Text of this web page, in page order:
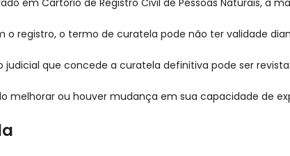
em Cartório de Registro Civil de Pessoas Naturais, à
o registro, o termo de curatela pode não ter validade
que concede a curatela definitiva pode ser revista.
melhorar ou houver mudança em sua capacidade de